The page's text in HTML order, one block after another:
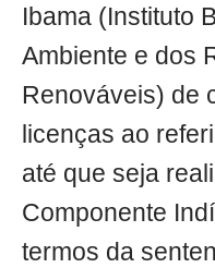
Ibama (Instituto
Ambiente e dos
Renováveis) de
licenças ao
até que seja
Componente
termos da